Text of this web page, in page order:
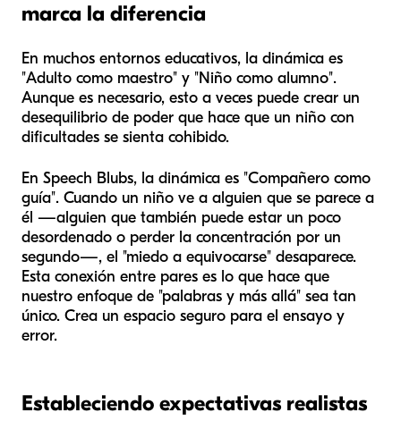
marca la diferencia
En muchos entornos educativos, la dinámica es
"Adulto como maestro" y "Niño como alumno".
Aunque es necesario, esto a veces puede crear un
desequilibrio de poder que hace que un niño con
dificultades se sienta cohibido.
En Speech Blubs, la dinámica es "Compañero como
guía". Cuando un niño ve a alguien que se parece a
él —alguien que también puede estar un poco
desordenado o perder la concentración por un
segundo—, el "miedo a equivocarse" desaparece.
Esta conexión entre pares es lo que hace que
nuestro enfoque de "palabras y más allá" sea tan
único. Crea un espacio seguro para el ensayo y
error.
Estableciendo expectativas realistas